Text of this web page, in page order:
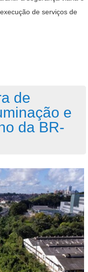
de serviços de
de
e
da BR-